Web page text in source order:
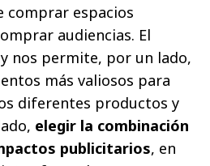
comprar espacios
audiencias. El
nos permite, por un lado,
más valiosos para
diferentes productos y
elegir la combinación
publicitarios, en